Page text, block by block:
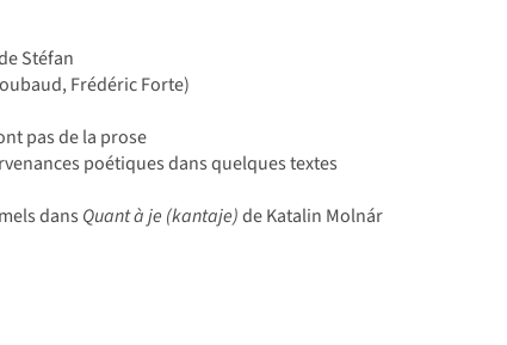
Stéfan
Frédéric Forte)
pas de la prose
poétiques dans quelques textes
dans Quant à je (kantaje)de Katalin Molnár